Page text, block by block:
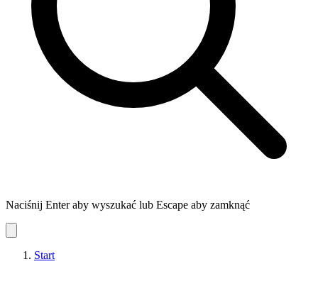
Naciśnij Enter aby wyszukać lub Escape aby zamknąć
Start